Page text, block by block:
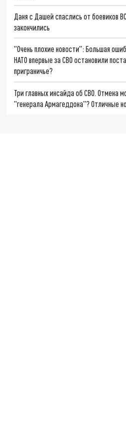
Даня с Дашей спаслись от боевиков
закончились
"Очень плохие новости": Большая
НАТО впервые за СВО остановили
приграничье?
Три главных инсайда об СВО. Отмена
"генерала Армагеддона"? Отличные